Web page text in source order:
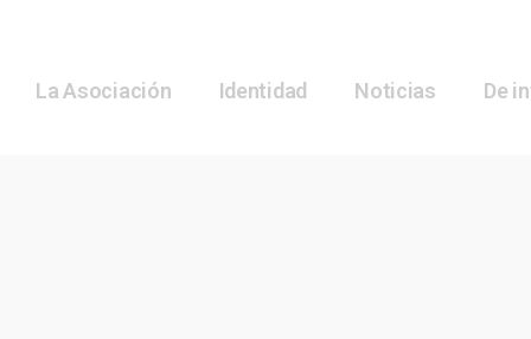
La Asociación Identidad Noticias De